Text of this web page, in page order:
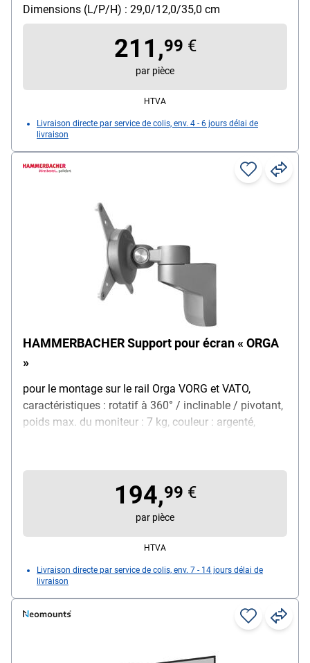
Dimensions (L/P/H) : 29,0/12,0/35,0 cm
211,99 €
par pièce
HTVA
Livraison directe par service de colis, env. 4 - 6 jours délai de
livraison
HAMMERBACHER Support pour écran « ORGA
»
pour le montage sur le rail Orga VORG et VATO,
caractéristiques : rotatif à 360° / inclinable / pivotant,
poids max. du moniteur : 7 kg, couleur : argenté,
194,99 €
par pièce
HTVA
Livraison directe par service de colis, env. 7 - 14 jours délai de
livraison